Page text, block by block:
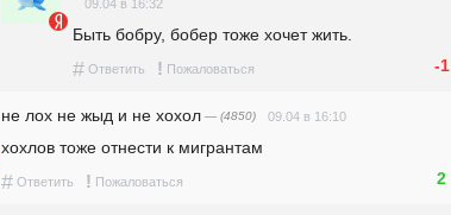
09.04 в 16:32
Быть бобру, бобер тоже хочет жить.
# Ответить ! Пожаловаться -1
не лох не жыд и не хохол — (4850) 09.04 в 16:10
хохлов тоже отнести к мигрантам
# Ответить ! Пожаловаться 2